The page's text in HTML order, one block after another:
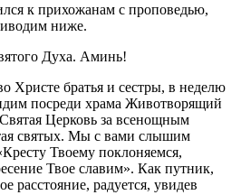
к прихожанам с проповедью,
ниже.
Духа. Аминь!
Христе братья и сестры, в неделю
посреди храма Животворящий
Церковь за всенощным
святых. Мы с вами слышим
Твоему поклоняемся,
Твое славим». Как путник,
расстояние, радуется, увидев